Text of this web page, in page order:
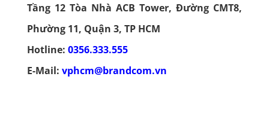
Tầng 12 Tòa Nhà ACB Tower, Đường CMT8,
Phường 11, Quận 3, TP HCM
Hotline: 0356.333.555
E-Mail: vphcm@brandcom.vn